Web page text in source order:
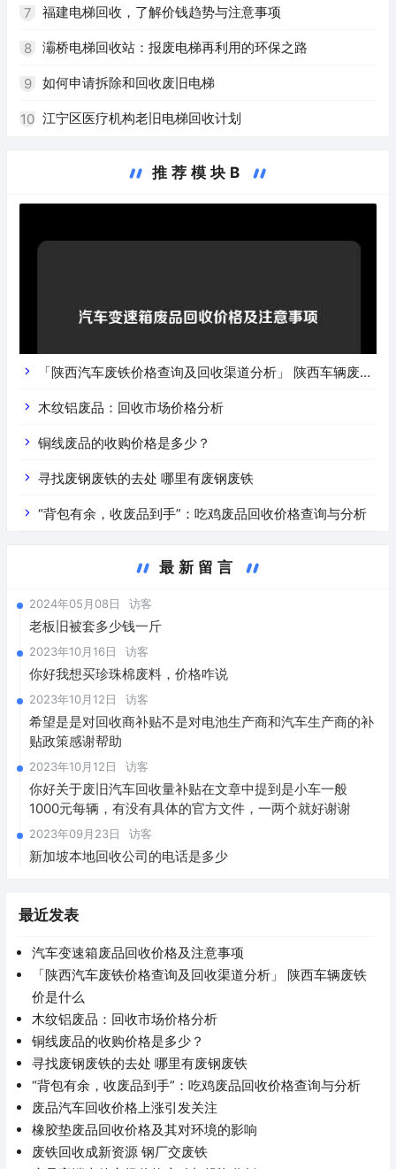
7 福建电梯回收，了解价钱趋势与注意事项
8 灞桥电梯回收站：报废电梯再利用的环保之路
9 如何申请拆除和回收废旧电梯
10 江宁区医疗机构老旧电梯回收计划
推荐模块B
「陕西汽车废铁价格查询及回收渠道分析」 陕西车辆废铁
价是什么
木纹铝废品：回收市场价格分析
铜线废品的收购价格是多少？
寻找废钢废铁的去处 哪里有废钢废铁
“背包有余，收废品到手”：吃鸡废品回收价格查询与分析
最新留言
2024年05月08日 访客
老板旧被套多少钱一斤
2023年10月16日 访客
你好我想买珍珠棉废料，价格咋说
2023年10月12日 访客
希望是是对回收商补贴不是对电池生产商和汽车生产商的补
贴政策感谢帮助
2023年10月12日 访客
你好关于废旧汽车回收量补贴在文章中提到是小车一般
1000元每辆，有没有具体的官方文件，一两个就好谢谢
2023年09月23日 访客
新加坡本地回收公司的电话是多少
最近发表
汽车变速箱废品回收价格及注意事项
「陕西汽车废铁价格查询及回收渠道分析」 陕西车辆废铁
价是什么
木纹铝废品：回收市场价格分析
铜线废品的收购价格是多少？
寻找废钢废铁的去处 哪里有废钢废铁
“背包有余，收废品到手”：吃鸡废品回收价格查询与分析
废品汽车回收价格上涨引发关注
橡胶垫废品回收价格及其对环境的影响
废铁回收成新资源 钢厂交废铁